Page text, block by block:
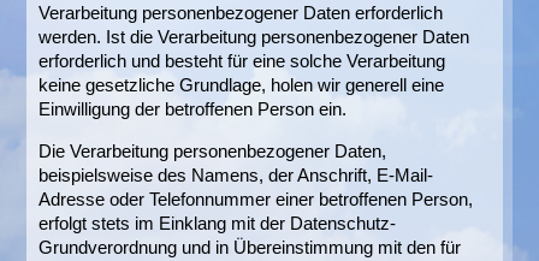
Verarbeitung personenbezogener Daten erforderlich
werden. Ist die Verarbeitung personenbezogener Daten
erforderlich und besteht für eine solche Verarbeitung
keine gesetzliche Grundlage, holen wir generell eine
Einwilligung der betroffenen Person ein.
Die Verarbeitung personenbezogener Daten,
beispielsweise des Namens, der Anschrift, E-Mail-
Adresse oder Telefonnummer einer betroffenen Person,
erfolgt stets im Einklang mit der Datenschutz-
Grundverordnung und in Übereinstimmung mit den für